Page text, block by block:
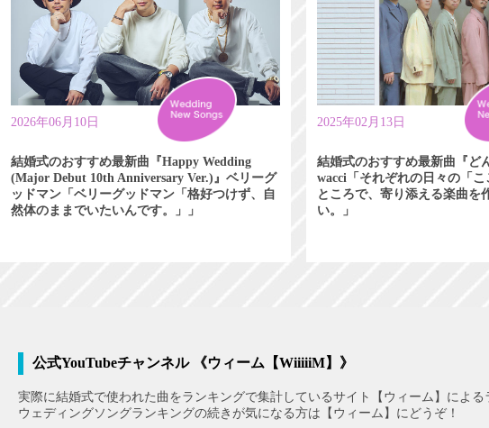
2026年06月10日
結婚式のおすすめ最新曲『Happy Wedding
(Major Debut 10th Anniversary Ver.)』ベリーグ
ッドマン「ベリーグッドマン「格好つけず、自
然体のままでいたいんです。」」
2025年02月13日
結婚式のおすすめ最新曲『ど
wacci「それぞれの日々の「こ
ところで、寄り添える楽曲を
い。」
公式YouTubeチャンネル 《ウィーム【WiiiiiM】》
実際に結婚式で使われた曲をランキングで集計しているサイト【ウィーム】による
ウェディングソングランキングの続きが気になる方は【ウィーム】にどうぞ！